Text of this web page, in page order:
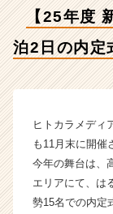
【25年度
泊2日の内定
ヒトカラメディ
も11月末に開催
今年の舞台は、
エリアにて、は
勢15名での内定